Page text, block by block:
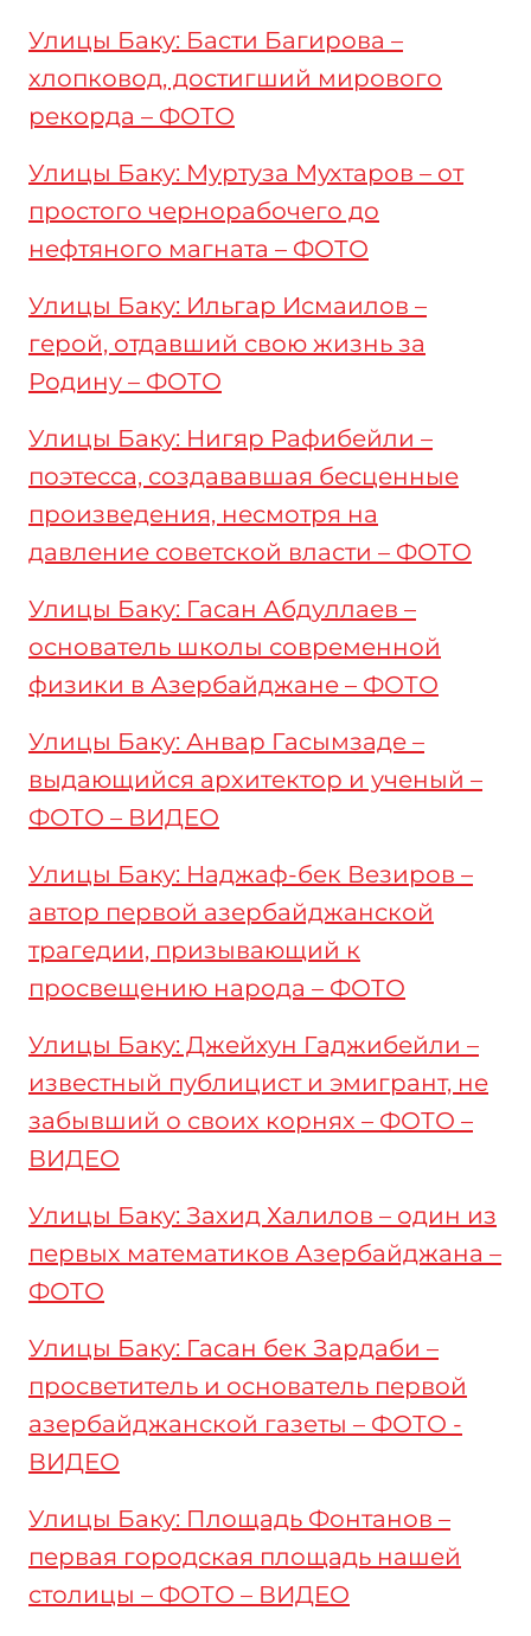
Улицы Баку: Басти Багирова –
хлопковод, достигший мирового
рекорда – ФОТО
Улицы Баку: Муртуза Мухтаров – от
простого чернорабочего до
нефтяного магната – ФОТО
Улицы Баку: Ильгар Исмаилов –
герой, отдавший свою жизнь за
Родину – ФОТО
Улицы Баку: Нигяр Рафибейли –
поэтесса, создававшая бесценные
произведения, несмотря на
давление советской власти – ФОТО
Улицы Баку: Гасан Абдуллаев –
основатель школы современной
физики в Азербайджане – ФОТО
Улицы Баку: Анвар Гасымзаде –
выдающийся архитектор и ученый –
ФОТО – ВИДЕО
Улицы Баку: Наджаф-бек Везиров –
автор первой азербайджанской
трагедии, призывающий к
просвещению народа – ФОТО
Улицы Баку: Джейхун Гаджибейли –
известный публицист и эмигрант, не
забывший о своих корнях – ФОТО –
ВИДЕО
Улицы Баку: Захид Халилов – один из
первых математиков Азербайджана –
ФОТО
Улицы Баку: Гасан бек Зардаби –
просветитель и основатель первой
азербайджанской газеты – ФОТО -
ВИДЕО
Улицы Баку: Площадь Фонтанов –
первая городская площадь нашей
столицы – ФОТО – ВИДЕО